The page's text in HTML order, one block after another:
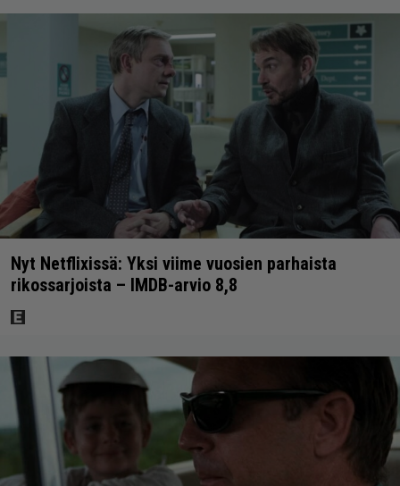
Nyt Netflixissä: Yksi viime vuosien parhaista
rikossarjoista – IMDB-arvio 8,8